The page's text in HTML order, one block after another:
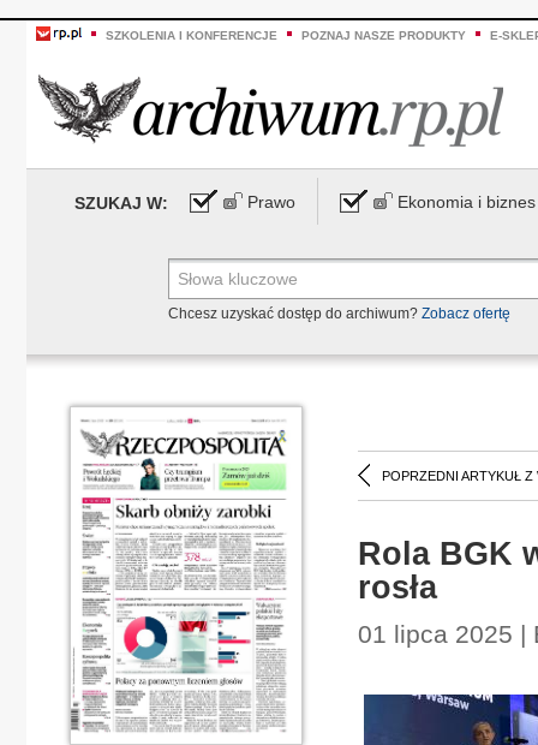
SZKOLENIA I KONFERENCJE POZNAJ NASZE PRODUKTY E-
SZUKAJ W: Prawo Ekonomia i biznes
Chcesz uzyskać dostęp do archiwum? Zobacz ofertę
POPRZEDNI ARTYKUŁ Z
Rola BGK
rosła
01 lipca 2025 |